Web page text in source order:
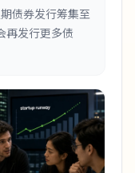
债券发行筹集至
再发行更多债